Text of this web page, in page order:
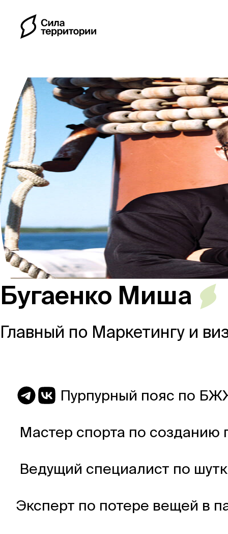
Календарь
Индивидуальные
Россия
Мир
Дневник
Контакты
Бугаенко Миша
Главный по Маркетингу и
Пурпурный пояс по
Мастер спорта по
Ведущий специалист по
Эксперт по потере вещей в